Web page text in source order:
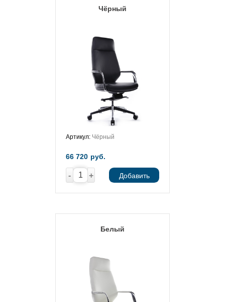
Чёрный
Артикул: Чёрный
66 720 руб.
- + Добавить
Белый